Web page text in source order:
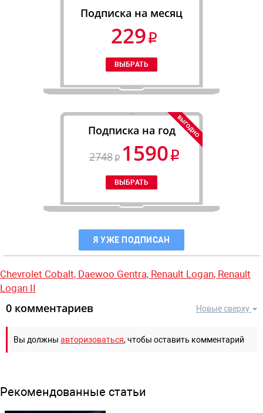
Подписка на месяц
229
Подписка на год
2748
1590
Я УЖЕ ПОДПИСАН
Chevrolet Cobalt, Daewoo Gentra, Renault Logan, Renault
Logan II
Новые сверху
0 комментариев
Вы должны авторизоваться, чтобы оставить комментарий
Рекомендованные статьи